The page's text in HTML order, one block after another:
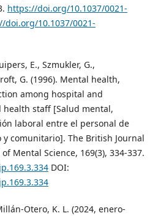
https://doi.org/10.1037/0021-
doi.org/10.1037/0021-
E., Szmukler, G.,
G. (1996). Mental health,
among hospital and
staff [Salud mental,
laboral entre el personal de
comunitario]. The British Journal
Mental Science, 169(3), 334-337.
DOI:
Otero, K. L. (2024, enero-